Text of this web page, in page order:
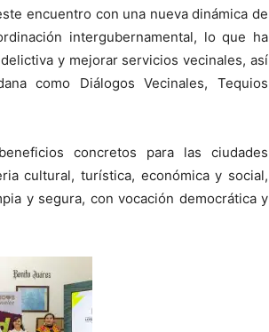
encuentro con una nueva dinámica de
intergubernamental, lo que ha
y mejorar servicios vecinales, así
como Diálogos Vecinales, Tequios
concretos para las ciudades
cultural, turística, económica y social,
y segura, con vocación democrática y